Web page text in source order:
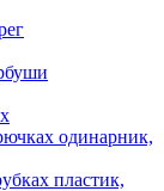
одинарник,
пластик,